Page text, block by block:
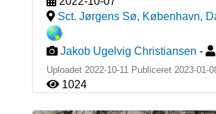
Sct. Jørgens Sø, København,
Jakob Ugelvig Christiansen -
Uploadet 2022-10-11 Publiceret 2023-01-
1024